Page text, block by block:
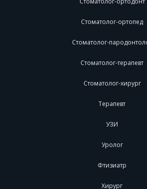
Стоматолог-ортопед
Стоматолог-
Стоматолог-терапевт
Стоматолог-хирург
Терапевт
УЗИ
Уролог
Фтизиатр
Хирург